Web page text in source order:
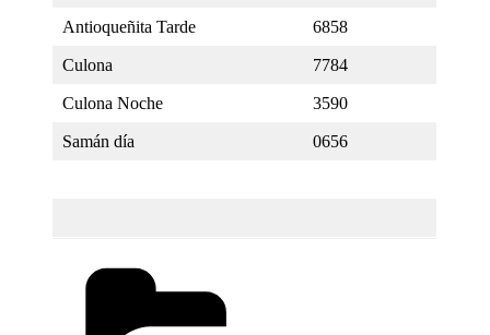
Antioqueñita Tarde 6858
Culona 7784
Culona Noche 3590
Samán día 0656